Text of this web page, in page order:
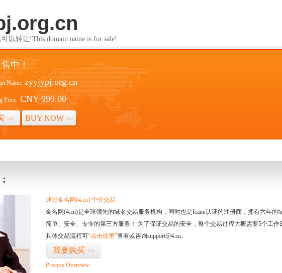
以转让!This domain name is for sale!
中！
Name: zyyjypj.org.cn
Price: CNY 999.00
>> BUY NOW >>
通过金名网(4.cn) 中介交易
金名网(4.cn)是全球领先的域名交易服务机构，同时也是Icann认证的注册商，拥有六年
简单、安全、专业的第三方服务！ 为了保证交易的安全，整个交易过程大概需要5个工作
具体交易流程可“点击这里”查看或咨询support@4.cn。
我要购买 >>
Process Overview: